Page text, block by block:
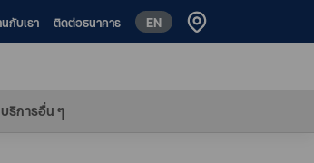
กับเรา ติดต่อธนาคาร EN
บริการอื่น ๆ